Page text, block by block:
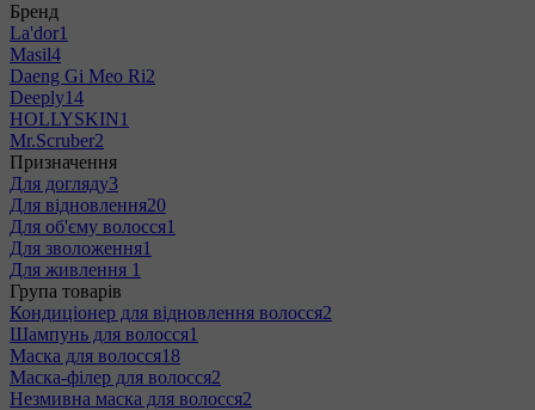
Бренд
La'dor1
Masil4
Daeng Gi Meo Ri2
Deeply14
HOLLYSKIN1
Mr.Scruber2
Призначення
Для догляду3
Для відновлення20
Для об'єму волосся1
Для зволоження1
Для живлення 1
Група товарів
Кондиціонер для відновлення волосся2
Шампунь для волосся1
Маска для волосся18
Маска-філер для волосся2
Незмивна маска для волосся2